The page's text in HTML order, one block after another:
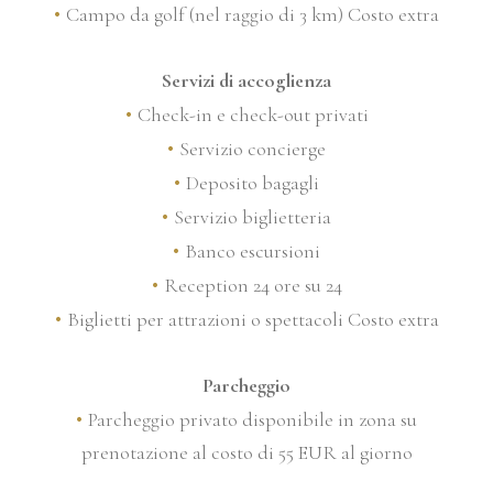
Campo da golf (nel raggio di 3 km) Costo extra
Servizi di accoglienza
Check-in e check-out privati
Servizio concierge
Deposito bagagli
Servizio biglietteria
Banco escursioni
Reception 24 ore su 24
Biglietti per attrazioni o spettacoli Costo extra
Parcheggio
Parcheggio privato disponibile in zona su
prenotazione al costo di 55 EUR al giorno